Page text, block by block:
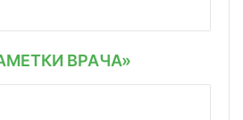
ВРАЧА»